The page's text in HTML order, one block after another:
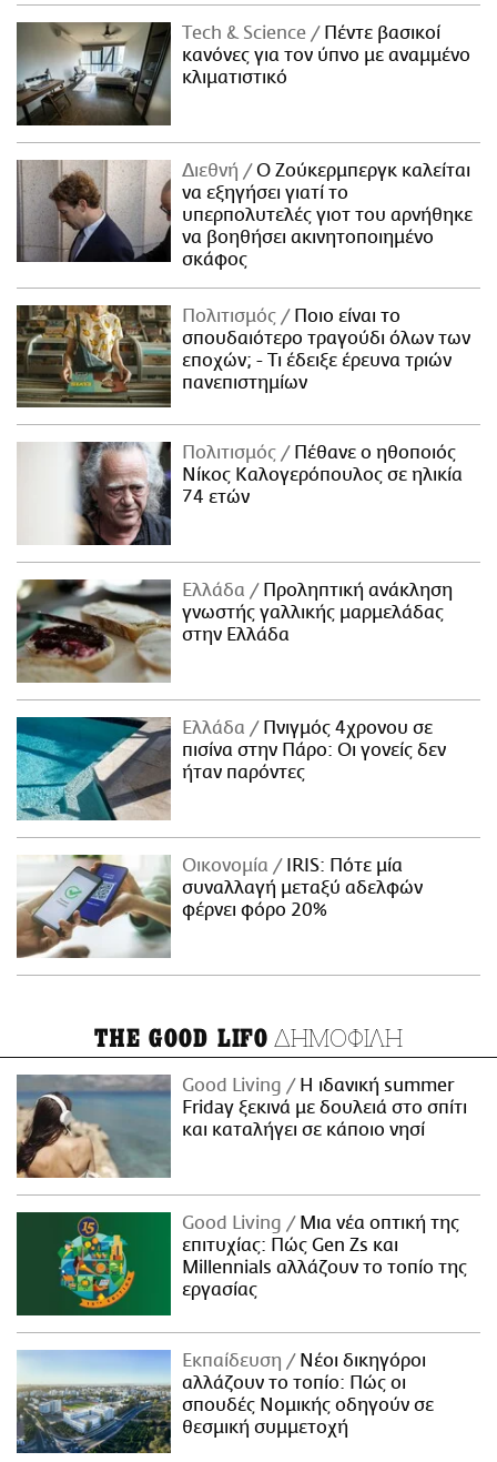
Τech & Science
Πέντε βασικοί
κανόνες για τον ύπνο με αναμμένο
κλιματιστικό
Διεθνή
Ο Ζούκερμπεργκ καλείται
να εξηγήσει γιατί το
υπερπολυτελές γιοτ του αρνήθηκε
να βοηθήσει ακινητοποιημένο
σκάφος
Πολιτισμός
Ποιο είναι το
σπουδαιότερο τραγούδι όλων των
εποχών; - Τι έδειξε έρευνα τριών
πανεπιστημίων
Πολιτισμός
Πέθανε ο ηθοποιός
Νίκος Καλογερόπουλος σε ηλικία
74 ετών
Ελλάδα
Προληπτική ανάκληση
γνωστής γαλλικής μαρμελάδας
στην Ελλάδα
Ελλάδα
Πνιγμός 4χρονου σε
πισίνα στην Πάρο: Οι γονείς δεν
ήταν παρόντες
Οικονομία
IRIS: Πότε μία
συναλλαγή μεταξύ αδελφών
φέρνει φόρο 20%
THE GOOD LIFO ΔΗΜΟΦΙΛΗ
Good Living
Η ιδανική summer
Friday ξεκινά με δουλειά στο σπίτι
και καταλήγει σε κάποιο νησί
Good Living
Μια νέα οπτική της
επιτυχίας: Πώς Gen Zs και
Millennials αλλάζουν το τοπίο της
εργασίας
Εκπαίδευση
Νέοι δικηγόροι
αλλάζουν το τοπίο: Πώς οι
σπουδές Νομικής οδηγούν σε
θεσμική συμμετοχή